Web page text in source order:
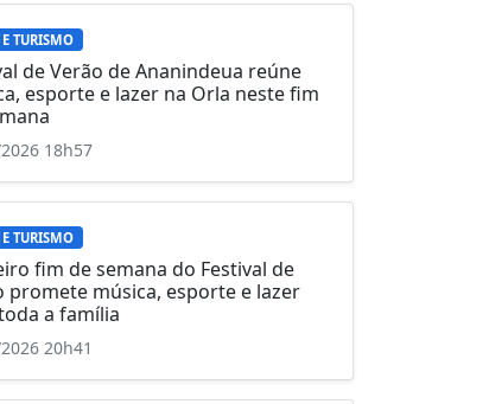
E TURISMO
de Verão de Ananindeua reúne
esporte e lazer na Orla neste fim
18h57
E TURISMO
fim de semana do Festival de
promete música, esporte e lazer
a família
20h41